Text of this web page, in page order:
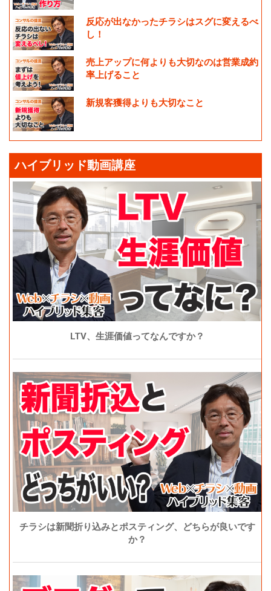
反応が出なかったチラシはスグに変えるべ
し！
売上アップに何よりも大切なのは営業成約
率上げること
新規客獲得よりも大切なこと
ハイブリッド動画講座
LTV、生涯価値ってなんですか？
チラシは新聞折り込みとポスティング、どちらが良いです
か？